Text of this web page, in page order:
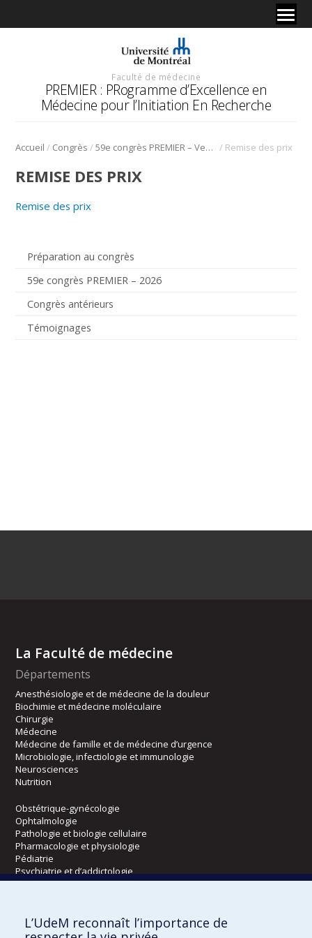
Faculté de médecine
PREMIER : PRogramme d’Excellence en
Médecine pour l’Initiation En Recherche
Accueil / Congrès / 59e congrès PREMIER – Vendredi 30 Janvier 2026 / Remise des prix
Préparation au congrès
59e congrès PREMIER – 2026
Congrès antérieurs
Témoignages
REMISE DES PRIX
Remise des prix
La Faculté de médecine
Départements
Anesthésiologie et de médecine de la douleur
Biochimie et médecine moléculaire
Chirurgie
Médecine
Médecine de famille et de médecine d’urgence
Microbiologie, infectiologie et immunologie
Neurosciences
Nutrition
Obstétrique-gynécologie
Ophtalmologie
Pathologie et biologie cellulaire
Pharmacologie et physiologie
Pédiatrie
Psychiatrie et d’addictologie
Radiologie, radio-oncologie et médecine nucléaire
Écoles
L’UdeM reconnaît l’importance de